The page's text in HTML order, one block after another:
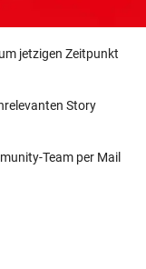
jetzigen Zeitpunkt
Story
Team per Mail